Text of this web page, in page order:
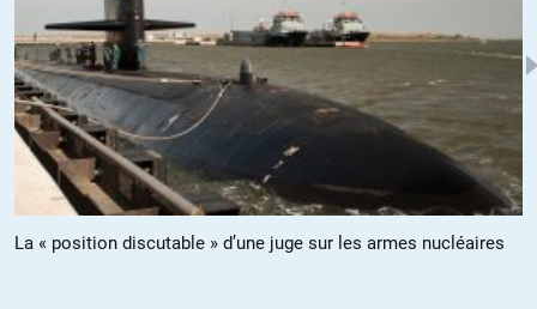
Mr expat//16.06.2020 à 06h15
Heuu pour le nom signé…. cet extrait provient d’un blog
d’humour qui a un auteur unique et sur lequel il donne son vrai
nom à diverses occasions.
Ne pas comprendre que signer des billets d’humour noir avec
son pseudonyme bien senti fait plus sens que d’utiliser François
Dupont, en dit long sur votre façon de juger les gens.
La « position discutable » d’une juge sur les armes nucléaires